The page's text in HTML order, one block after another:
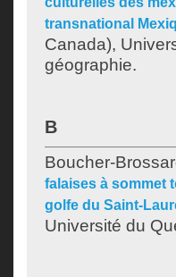
transnational
Canada),
géographie.
B
Boucher-
falaises à sommet
golfe du Saint-
Université du